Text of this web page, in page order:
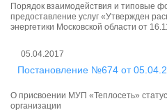
Порядок взаимодействия и типовые
предоставление услуг «Утвержден
энергетики Московской области от
05.04.2017
Постановление №674 от
О присвоении МУП «Теплосеть»
организации